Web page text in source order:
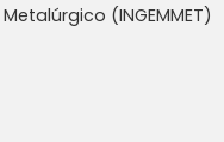
(INGEMMET)